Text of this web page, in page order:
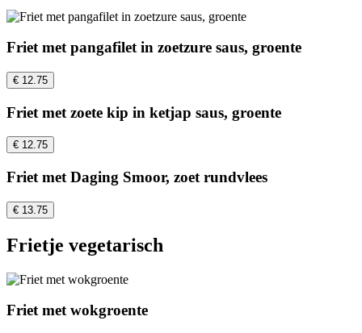
Friet met pangafilet in zoetzure saus, groente
€ 12.75
Friet met zoete kip in ketjap saus, groente
€ 12.75
Friet met Daging Smoor, zoet rundvlees
€ 13.75
Frietje vegetarisch
Friet met wokgroente